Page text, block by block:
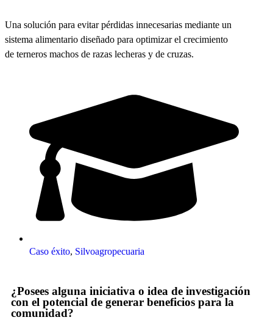
Una solución para evitar pérdidas innecesarias mediante un
sistema alimentario diseñado para optimizar el crecimiento
de terneros machos de razas lecheras y de cruzas.
Caso éxito, Silvoagropecuaria
¿Posees alguna iniciativa o idea de investigación
con el potencial de generar beneficios para la
comunidad?